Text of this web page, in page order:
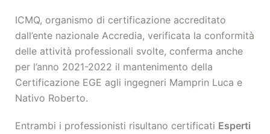
ICMQ, organismo di certificazione accreditato
dall’ente nazionale Accredia, verificata la conformità
delle attività professionali svolte, conferma anche
per l’anno 2021-2022 il mantenimento della
Certificazione EGE agli ingegneri Mamprin Luca e
Nativo Roberto.
Entrambi i professionisti risultano certificati Esperti